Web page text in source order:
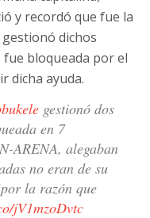
y recordó que fue la
dichos
bloqueada por el
dicha ayuda.
gestionó dos
en 7
ARENA, alegaban
no eran de su
la razón que
jV1mzoDvtc